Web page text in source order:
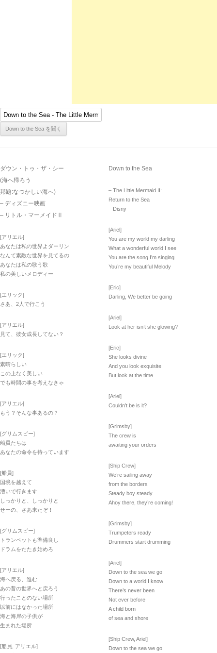
ダウン・トゥ・ザ・シー
(海へ帰ろう
邦題:なつかしい海へ)
– ディズニー映画
– リトル・マーメイドⅡ
[アリエル]
あなたは私の世界よダーリン
なんて素敵な世界を見てるの
あなたは私の歌う歌
私の美しいメロディー
[エリック]
さあ、2人で行こう
[アリエル]
見て、彼女成長してない？
[エリック]
素晴らしい
この上なく美しい
でも時間の事を考えなきゃ
[アリエル]
もう？そんな事あるの？
[グリムスビー]
船員たちは
あなたの命令を待っています
[船員]
国境を越えて
漕いで行きます
しっかりと、しっかりと
せーの、さあ来たぞ！
[グリムスビー]
トランペットも準備良し
ドラムをたたき始めろ
[アリエル]
海へ戻る、進む
あの昔の世界へと戻ろう
行ったことのない場所
以前にはなかった場所
海と海岸の子供が
生まれた場所
[船員, アリエル]
Down to the Sea
– The Little Mermaid II:
Return to the Sea
– Disny
[Ariel]
You are my world my darling
What a wonderful world I see
You are the song I’m singing
You’re my beautiful Melody
[Eric]
Darling, We better be going
[Ariel]
Look at her isn’t she glowing?
[Eric]
She looks divine
And you look exquisite
But look at the time
[Ariel]
Couldn’t be is it?
[Grimsby]
The crew is
awaiting your orders
[Ship Crew]
We’re sailing away
from the borders
Steady boy steady
Ahoy there, they’re coming!
[Grimsby]
Trumpeters ready
Drummers start drumming
[Ariel]
Down to the sea we go
Down to a world I know
There’s never been
Not ever before
A child born
of sea and shore
[Ship Crew, Ariel]
Down to the sea we go